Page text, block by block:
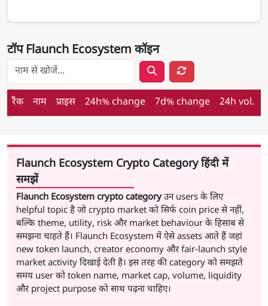
टॉप Flaunch Ecosystem कॉइन
Layer 1 कॉइन खोजें
रैंक नाम प्राइस 24h% change 7d% change 24h vol.
Flaunch Ecosystem Crypto Category हिंदी में
समझें
Flaunch Ecosystem crypto categoryउन users के लिए
helpful topic है जो crypto market को सिर्फ coin price से नहीं,
बल्कि theme, utility, risk और market behaviour के हिसाब से
समझना चाहते हैं। Flaunch Ecosystem में ऐसे assets आते हैं जहां
new token launch, creator economy और fair-launch style
market activity दिखाई देती है। इस तरह की category को समझते
समय user को token name, market cap, volume, liquidity
और project purpose को साथ पढ़ना चाहिए।